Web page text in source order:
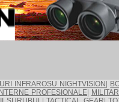
INFRAROSU NIGHTVISION
PROFESIONALE